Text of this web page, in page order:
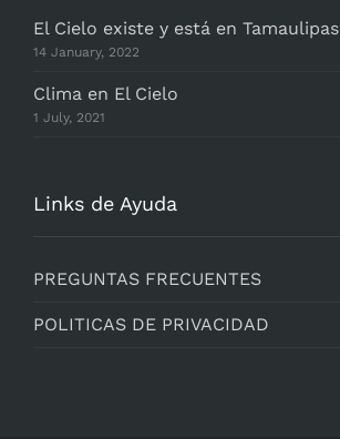
El Cielo existe y está en Tamaulipas
14 January, 2022
Clima en El Cielo
1 July, 2021
Links de Ayuda
PREGUNTAS FRECUENTES
POLITICAS DE PRIVACIDAD